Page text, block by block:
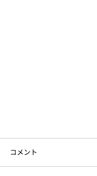
コメント